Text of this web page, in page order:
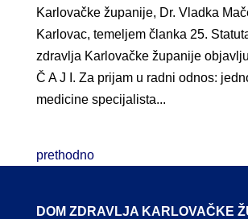
Karlovačke županije, Dr. Vladka
Karlovac, temeljem članka 25.
zdravlja Karlovačke županije
Č A J I. Za prijam u radni odnos:
medicine specijalista...
prethodno
DOM ZDRAVLJA KARLOVAČKE